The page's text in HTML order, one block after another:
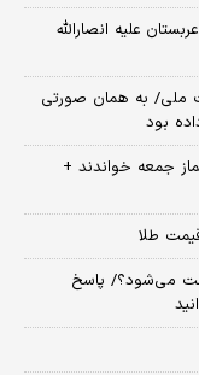
علیه انصارالله
ملی/ به همان صورتی
بود
جمعه خواندند +
می‌شود؟/ پاسخ